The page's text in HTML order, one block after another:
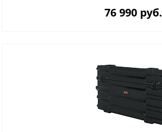
76 990 руб.